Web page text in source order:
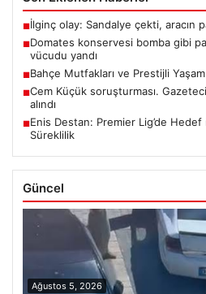
■İlginç olay: Sandalye çekti, aracın
■Domates konservesi bomba gibi
vücudu yandı
■Bahçe Mutfakları ve Prestijli
■Cem Küçük soruşturması.
alındı
■Enis Destan: Premier Lig’de
Süreklilik
Güncel
Ağustos 5, 2026